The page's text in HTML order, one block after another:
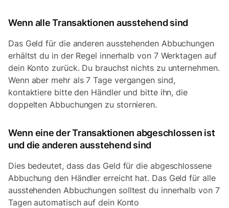
Wenn alle Transaktionen ausstehend sind
Das Geld für die anderen ausstehenden Abbuchungen
erhältst du in der Regel innerhalb von 7 Werktagen auf
dein Konto zurück. Du brauchst nichts zu unternehmen.
Wenn aber mehr als 7 Tage vergangen sind,
kontaktiere bitte den Händler und bitte ihn, die
doppelten Abbuchungen zu stornieren.
Wenn eine der Transaktionen abgeschlossen ist
und die anderen ausstehend sind
Dies bedeutet, dass das Geld für die abgeschlossene
Abbuchung den Händler erreicht hat. Das Geld für alle
ausstehenden Abbuchungen solltest du innerhalb von 7
Tagen automatisch auf dein Konto